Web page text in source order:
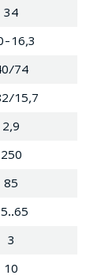
34
16,3
74
15,7
2,9
250
85
3
10